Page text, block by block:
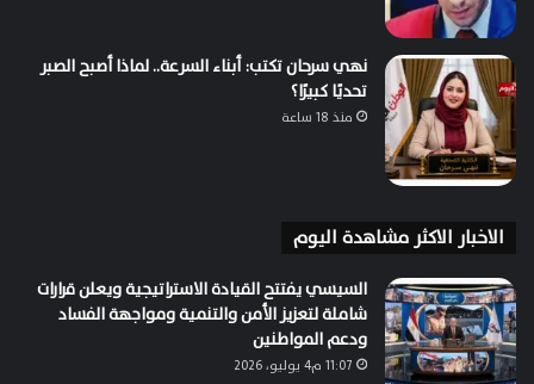
نهي سرحان تكتب: أبناء السرعة.. لماذا أصبح الصبر
تحديًا كبيرًا؟
منذ 18 ساعة
الاخبار الاكثر مشاهدة اليوم
السيسي يفتتح القيادة الاستراتيجية ويعلن قرارات
شاملة لتعزيز الأمن والتنمية ومواجهة الفساد
ودعم المواطنين
11:07 م4 يوليو، 2026